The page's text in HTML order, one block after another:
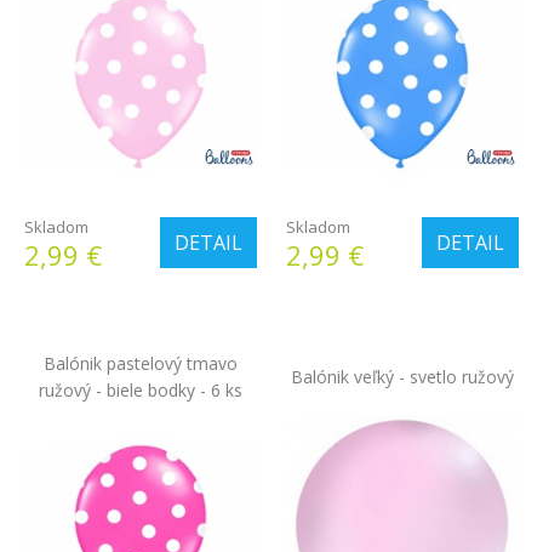
DETAIL
Skladom
2,99 € DETAIL
Skladom
2,99 €
Balónik pastelový tmavo
ružový - biele bodky - 6 ks
Balónik veľký - svetlo ružový